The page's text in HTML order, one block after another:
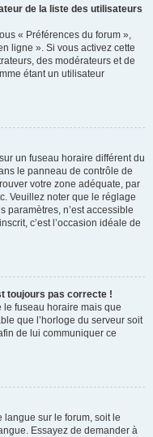
de la liste des utilisateurs
« Préférences du forum »,
ligne ». Si vous activez cette
des modérateurs et de
étant un utilisateur
un fuseau horaire différent du
le panneau de contrôle de
votre zone adéquate, par
Veuillez noter que le réglage
paramètres, n’est accessible
c’est l’occasion idéale de
toujours pas correcte !
le fuseau horaire mais que
que l’horloge du serveur soit
de lui communiquer ce
langue sur le forum, soit le
Essayez de demander à